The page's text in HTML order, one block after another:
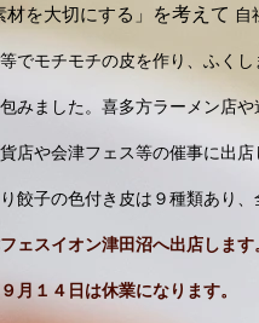
材を大切にする」 を考えて 自
でモチモチの皮を作り、ふく
みました。喜多方ラーメン店
店や会津フェス等の催事に出
餃子の色付き皮は９種類あり
フェスイオン津田沼へ出店しま
月１４日は休業になります。